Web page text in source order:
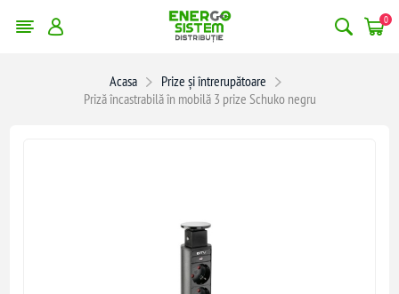
0
Acasa
Prize și întrerupătoare
Priză încastrabilă în mobilă 3 prize Schuko negru